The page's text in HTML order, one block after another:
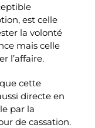
est celle
la volonté
mais celle
l’affaire.
cette
directe en
par la
de cassation.